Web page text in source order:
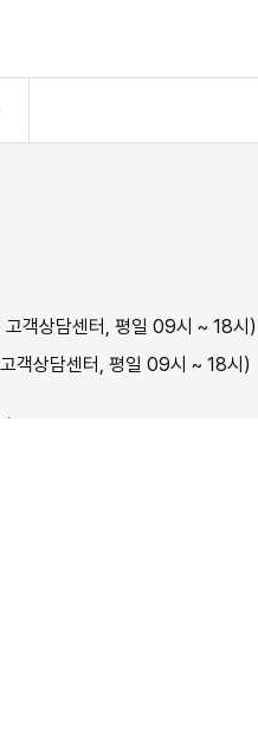
고객상담센터, 평일 09시 ~ 18시)
객상담센터, 평일 09시 ~ 18시)
.